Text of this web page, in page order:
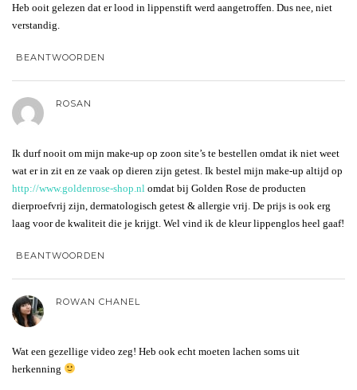
Heb ooit gelezen dat er lood in lippenstift werd aangetroffen. Dus nee, niet
verstandig.
BEANTWOORDEN
ROSAN
Ik durf nooit om mijn make-up op zoon site’s te bestellen omdat ik niet weet
wat er in zit en ze vaak op dieren zijn getest. Ik bestel mijn make-up altijd op
http://www.goldenrose-shop.nl omdat bij Golden Rose de producten
dierproefvrij zijn, dermatologisch getest & allergie vrij. De prijs is ook erg
laag voor de kwaliteit die je krijgt. Wel vind ik de kleur lippenglos heel gaaf!
BEANTWOORDEN
ROWAN CHANEL
Wat een gezellige video zeg! Heb ook echt moeten lachen soms uit
herkenning